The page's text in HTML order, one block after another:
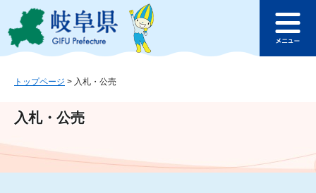
ジ
ュ
文
このページの本文へ
ュ
トップページ > 入札・公売
入札・公売